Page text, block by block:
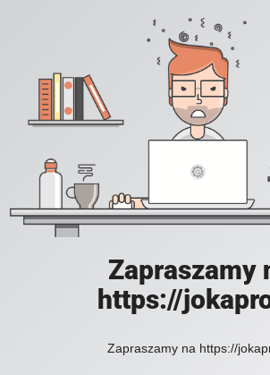
Zapraszamy
https://
Zapraszamy na https://